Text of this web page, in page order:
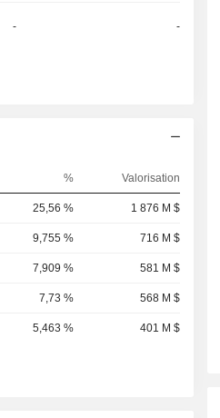
- -
% Valorisation
25,56 % 1 876 M $
9,755 % 716 M $
7,909 % 581 M $
7,73 % 568 M $
5,463 % 401 M $